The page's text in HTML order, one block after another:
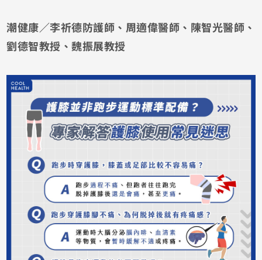
潮健康／李祈德防護師、周適偉醫師、陳智光醫師、
劉德智教授、魏振展教授